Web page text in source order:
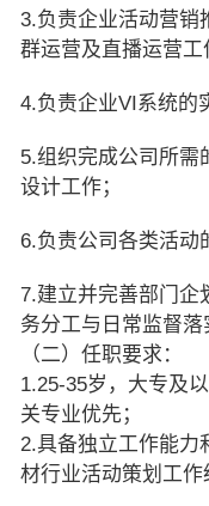
3.负责企业活动营销
群运营及直播运营工
4.负责企业VI系统的
5.组织完成公司所需
设计工作；
6.负责公司各类活动
7.建立并完善部门企
务分工与日常监督落
（二）任职要求：
1.25-35岁，大专及
关专业优先；
2.具备独立工作能力
材行业活动策划工作